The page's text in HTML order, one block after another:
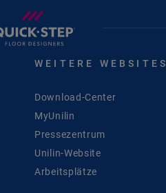
WEITERE WEBSITES
Download-Center
MyUnilin
Pressezentrum
Unilin-Website
Arbeitsplätze